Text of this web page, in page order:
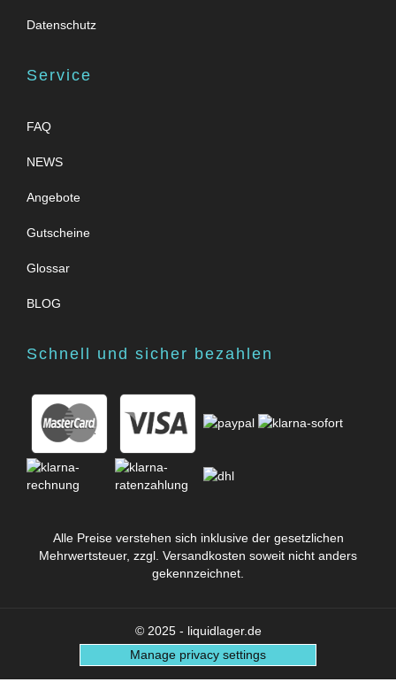
Datenschutz
Service
FAQ
NEWS
Angebote
Gutscheine
Glossar
BLOG
Schnell und sicher bezahlen
Alle Preise verstehen sich inklusive der gesetzlichen
Mehrwertsteuer, zzgl. Versandkosten soweit nicht anders
gekennzeichnet.
© 2025 - liquidlager.de
Manage privacy settings